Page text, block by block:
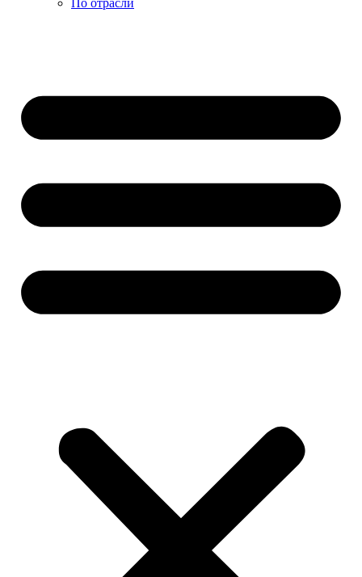
По отрасли